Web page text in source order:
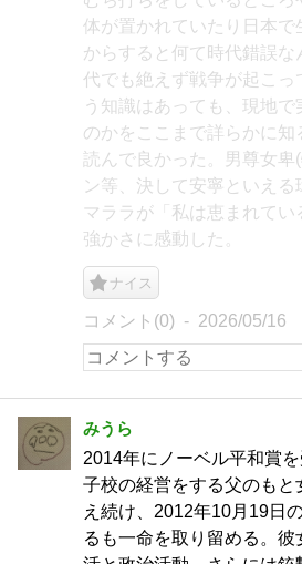
体が置かれていたり日本で
からすると何て時代錯誤な
代でも絶えず戦争が起こっ
う知識はあっても、現地
のかをここまで詳らかに知
読んで良かった。男尊女
ン等、決して安寧といえ
マララが「私は恵まれて
強かさに感動した。
ナイス
コメント(0) 2026/05/16
みうら
2014年にノーベル平和賞
子校の経営をする父のも
え続け、2012年10月19日
るも一命を取り留める。